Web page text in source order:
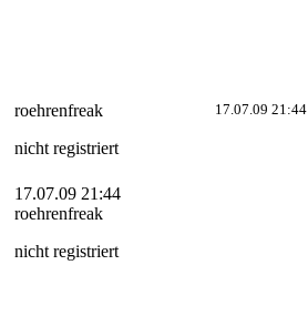
17.07.09 21:44
roehrenfreak
nicht registriert
17.07.09 21:44
roehrenfreak
nicht registriert